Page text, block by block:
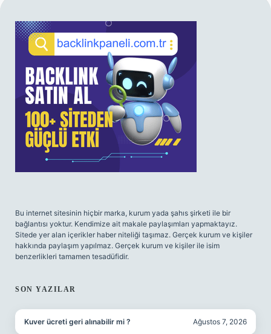
SIDEBAR
Bu internet sitesinin hiçbir marka, kurum yada şahıs şirketi ile bir
bağlantısı yoktur. Kendimize ait makale paylaşımları yapmaktayız.
Sitede yer alan içerikler haber niteliği taşımaz. Gerçek kurum ve kişiler
hakkında paylaşım yapılmaz. Gerçek kurum ve kişiler ile isim
benzerlikleri tamamen tesadüfidir.
SON YAZILAR
Kuver ücreti geri alınabilir mi ? Ağustos 7, 2026